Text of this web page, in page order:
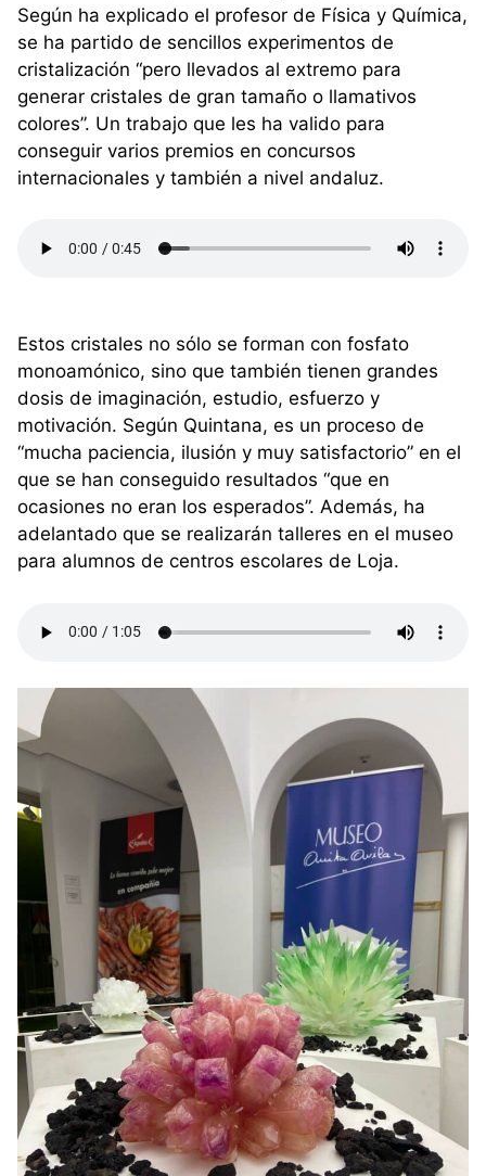
Según ha explicado el profesor de Física y Química,
se ha partido de sencillos experimentos de
cristalización “pero llevados al extremo para
generar cristales de gran tamaño o llamativos
colores”. Un trabajo que les ha valido para
conseguir varios premios en concursos
internacionales y también a nivel andaluz.
Estos cristales no sólo se forman con fosfato
monoamónico, sino que también tienen grandes
dosis de imaginación, estudio, esfuerzo y
motivación. Según Quintana, es un proceso de
“mucha paciencia, ilusión y muy satisfactorio” en el
que se han conseguido resultados “que en
ocasiones no eran los esperados”. Además, ha
adelantado que se realizarán talleres en el museo
para alumnos de centros escolares de Loja.